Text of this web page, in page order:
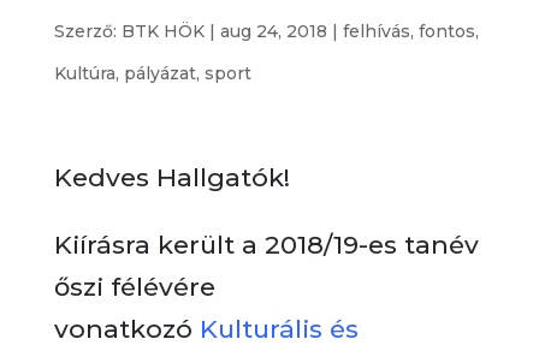
Szerző: BTK HÖK| aug 24, 2018 | felhívás, fontos,
Kultúra, pályázat, sport
Kedves Hallgatók!
Kiírásra került a 2018/19-es tanév
őszi félévére
vonatkozó Kulturális és